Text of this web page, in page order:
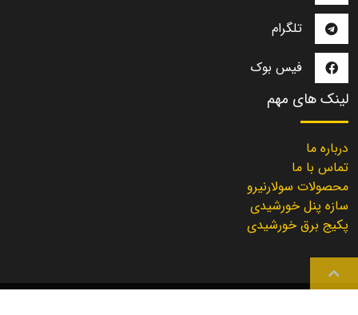
تلگرام
فیس بوک
لینک های مهم
درباره ما
تماس با ما
محصولات سولارنیرو
سازه پنل خورشیدی
پکیج برق خورشیدی